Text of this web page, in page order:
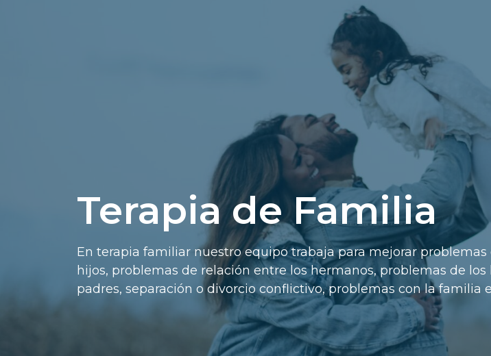
Terapia de Familia
En terapia familiar nuestro equipo trabaja para mejorar
hijos, problemas de relación entre los hermanos, problemas de
padres, separación o divorcio conflictivo, problemas con la familia